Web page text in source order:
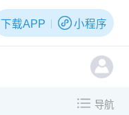
下载APP 小程序
导航